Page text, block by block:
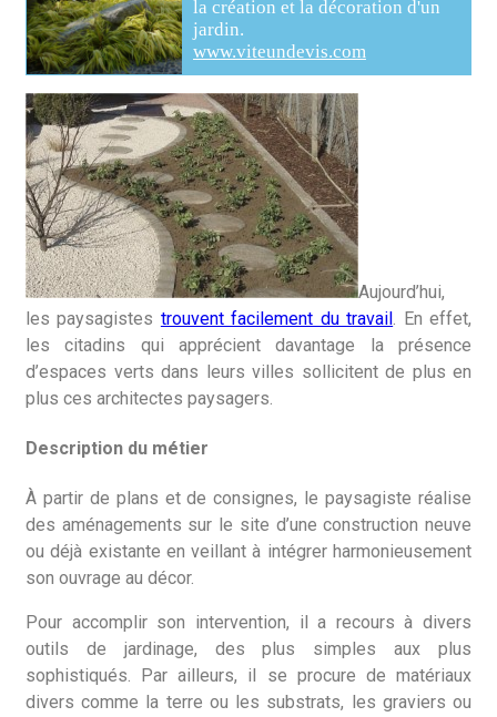
la création et la décoration d'un
jardin.
www.viteundevis.com
Aujourd’hui,
les paysagistes trouvent facilement du travail . En effet,
les citadins qui apprécient davantage la présence
d’espaces verts dans leurs villes sollicitent de plus en
plus ces architectes paysagers.
Description du métier
À partir de plans et de consignes, le paysagiste réalise
des aménagements sur le site d’une construction neuve
ou déjà existante en veillant à intégrer harmonieusement
son ouvrage au décor.
Pour accomplir son intervention, il a recours à divers
outils de jardinage, des plus simples aux plus
sophistiqués. Par ailleurs, il se procure de matériaux
divers comme la terre ou les substrats, les graviers ou